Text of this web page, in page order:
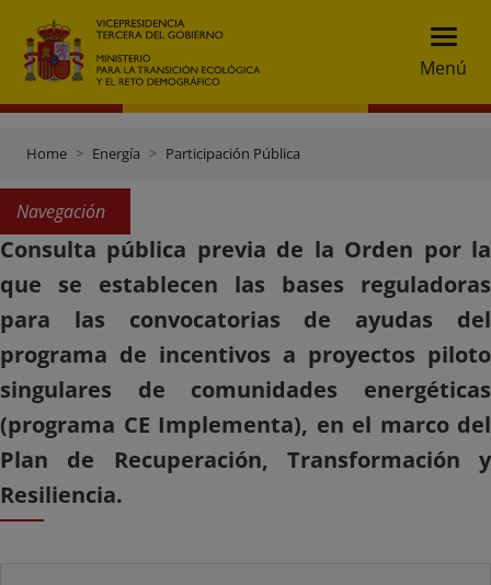
Menú
Home Energía Participación Pública
Navegación
Consulta pública previa de la Orden por la
que se establecen las bases reguladoras
para las convocatorias de ayudas del
programa de incentivos a proyectos piloto
singulares de comunidades energéticas
(programa CE Implementa), en el marco del
Plan de Recuperación, Transformación y
Resiliencia.